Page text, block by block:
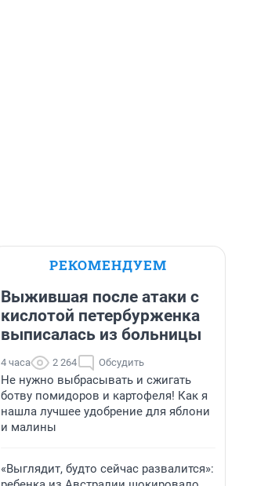
РЕКОМЕНДУЕМ
Выжившая после атаки с
кислотой петербурженка
выписалась из больницы
4 часа 2 264 Обсудить
Не нужно выбрасывать и сжигать
ботву помидоров и картофеля! Как я
нашла лучшее удобрение для яблони
и малины
«Выглядит, будто сейчас развалится»: